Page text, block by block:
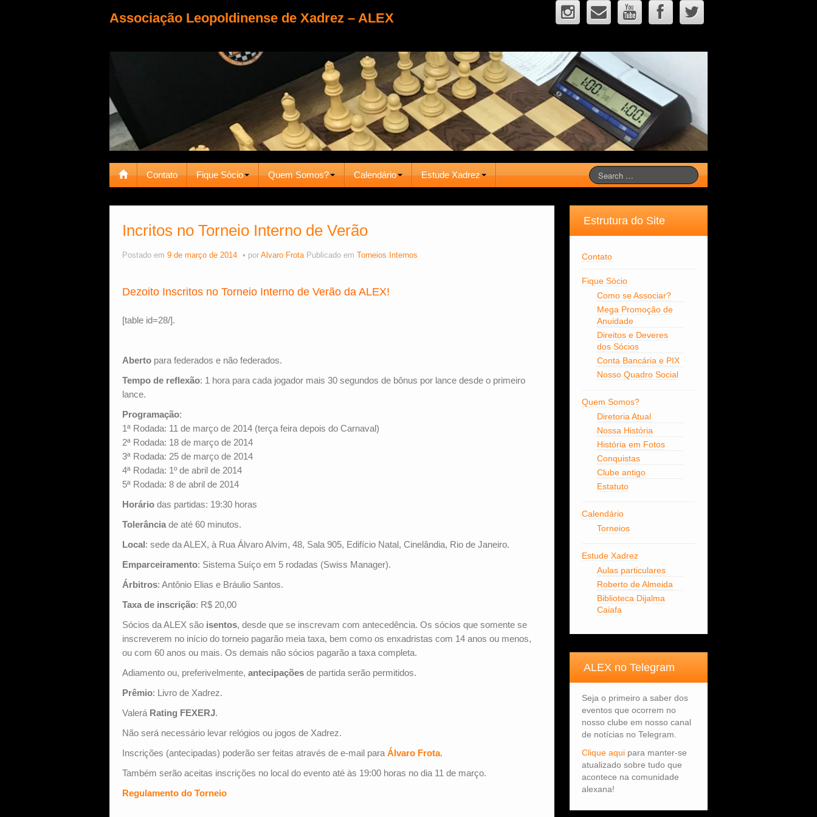
Associação Leopoldinense de Xadrez – ALEX
Contato Fique Sócio Quem Somos? Calendário Estude Xadrez
Incritos no Torneio Interno de Verão
Postado em 9 de março de 2014 por Alvaro Frota Publicado em Torneios Internos
Dezoito Inscritos no Torneio Interno de Verão da ALEX!
[table id=28/].
Aberto para federados e não federados.
Tempo de reflexão: 1 hora para cada jogador mais 30 segundos de bônus por lance desde o primeiro
lance.
Programação:
1ª Rodada: 11 de março de 2014 (terça feira depois do Carnaval)
2ª Rodada: 18 de março de 2014
3ª Rodada: 25 de março de 2014
4ª Rodada: 1º de abril de 2014
5ª Rodada: 8 de abril de 2014
Horário das partidas: 19:30 horas
Tolerância de até 60 minutos.
Local: sede da ALEX, à Rua Álvaro Alvim, 48, Sala 905, Edifício Natal, Cinelândia, Rio de Janeiro.
Emparceiramento: Sistema Suíço em 5 rodadas (Swiss Manager).
Árbitros: Antônio Elias e Bráulio Santos.
Taxa de inscrição: R$ 20,00
Sócios da ALEX são isentos, desde que se inscrevam com antecedência. Os sócios que somente se
inscreverem no início do torneio pagarão meia taxa, bem como os enxadristas com 14 anos ou menos,
ou com 60 anos ou mais. Os demais não sócios pagarão a taxa completa.
Adiamento ou, preferivelmente, antecipações de partida serão permitidos.
Prêmio: Livro de Xadrez.
Valerá Rating FEXERJ.
Não será necessário levar relógios ou jogos de Xadrez.
Inscrições (antecipadas) poderão ser feitas através de e-mail para Álvaro Frota.
Também serão aceitas inscrições no local do evento até às 19:00 horas no dia 11 de março.
Regulamento do Torneio
Estrutura do Site
Contato
Fique Sócio
Como se Associar?
Mega Promoção de
Anuidade
Direitos e Deveres
dos Sócios
Conta Bancária e PIX
Nosso Quadro Social
Quem Somos?
Diretoria Atual
Nossa História
História em Fotos
Conquistas
Clube antigo
Estatuto
Calendário
Torneios
Estude Xadrez
Aulas particulares
Roberto de Almeida
Biblioteca Dijalma
Caiafa
ALEX no Telegram
Seja o primeiro a saber dos
eventos que ocorrem no
nosso clube em nosso canal
de notícias no Telegram.
Clique aquipara manter-se
atualizado sobre tudo que
acontece na comunidade
alexana!